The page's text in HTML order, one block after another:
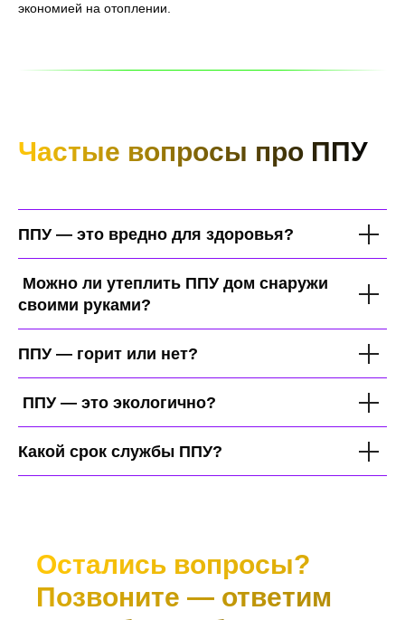
экономией на отоплении.
Частые вопросы про ППУ
ППУ — это вредно для здоровья?
Можно ли утеплить ППУ дом снаружи
своими руками?
ППУ — горит или нет?
ППУ — это экологично?
Какой срок службы ППУ?
Остались вопросы?
Позвоните — ответим